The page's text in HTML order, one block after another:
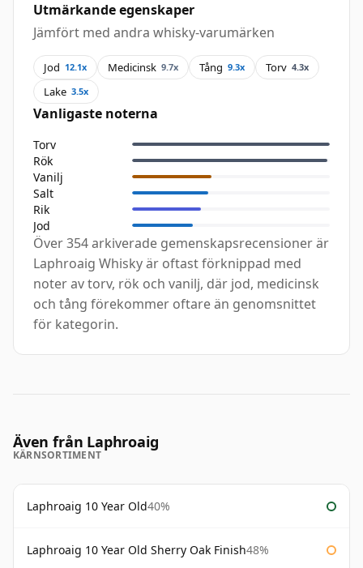
Utmärkande egenskaper
Jämfört med andra whisky-varumärken
Jod 12.1x Medicinsk 9.7x Tång 9.3x Torv 4.3x
Lake 3.5x
Vanligaste noterna
Torv
Rök
Vanilj
Salt
Rik
Jod
Över 354 arkiverade gemenskapsrecensioner är
Laphroaig Whisky är oftast förknippad med
noter av torv, rök och vanilj, där jod, medicinsk
och tång förekommer oftare än genomsnittet
för kategorin.
Även från Laphroaig
KÄRNSORTIMENT
Laphroaig 10 Year Old40%
Laphroaig 10 Year Old Sherry Oak Finish48%